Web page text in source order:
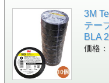
3M
テー
BLA
価格